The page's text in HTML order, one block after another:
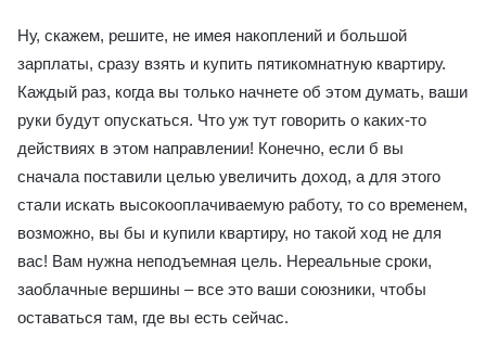
Ну, скажем, решите, не имея накоплений и большой
зарплаты, сразу взять и купить пятикомнатную квартиру.
Каждый раз, когда вы только начнете об этом думать, ваши
руки будут опускаться. Что уж тут говорить о каких-то
действиях в этом направлении! Конечно, если б вы
сначала поставили целью увеличить доход, а для этого
стали искать высокооплачиваемую работу, то со временем,
возможно, вы бы и купили квартиру, но такой ход не для
вас! Вам нужна неподъемная цель. Нереальные сроки,
заоблачные вершины – все это ваши союзники, чтобы
оставаться там, где вы есть сейчас.